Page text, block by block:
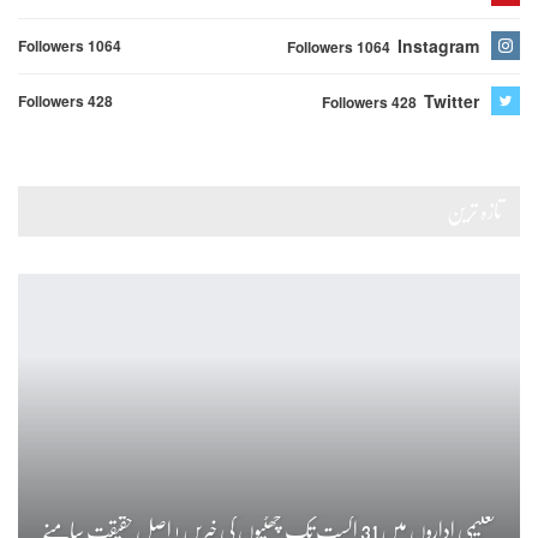
Instagram
Followers 1064
Followers 1064
Twitter
Followers 428
Followers 428
تعلیمی اداروں میں 31 اگست تک چھٹیوں کی خبریں ! اصل حقیقت سامنے